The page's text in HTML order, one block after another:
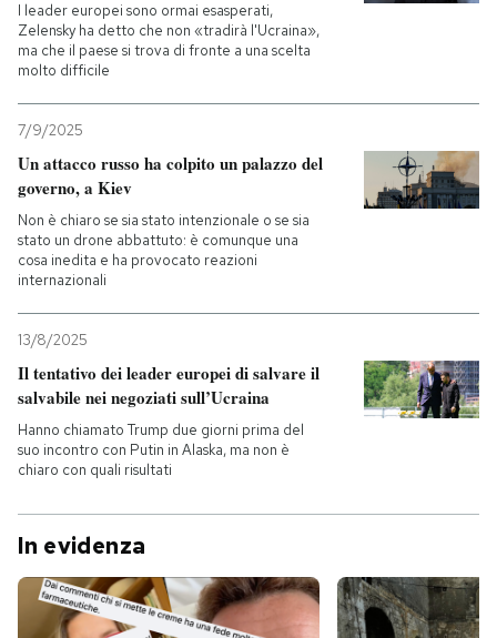
I leader europei sono ormai esasperati,
Zelensky ha detto che non «tradirà l'Ucraina»,
ma che il paese si trova di fronte a una scelta
molto difficile
7/9/2025
Un attacco russo ha colpito un palazzo del
governo, a Kiev
Non è chiaro se sia stato intenzionale o se sia
stato un drone abbattuto: è comunque una
cosa inedita e ha provocato reazioni
internazionali
13/8/2025
Il tentativo dei leader europei di salvare il
salvabile nei negoziati sull’Ucraina
Hanno chiamato Trump due giorni prima del
suo incontro con Putin in Alaska, ma non è
chiaro con quali risultati
In evidenza